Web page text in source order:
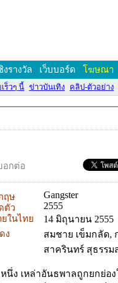
งรางวัล เว็บบอร์ด โฆษณา
ร็วๆ นี้ ข่าวบันเทิง คลิป-ตัวอย่าง
อกต่อ
ฤษ Gangster
ตัว 2555
ยในไทย 14 มิถุนายน 2555
ง
สมชาย เข็มกลัด,
สาครินทร์ สุธรรม
นึ่ง เหล่าอันธพาลถูกยกย่อ